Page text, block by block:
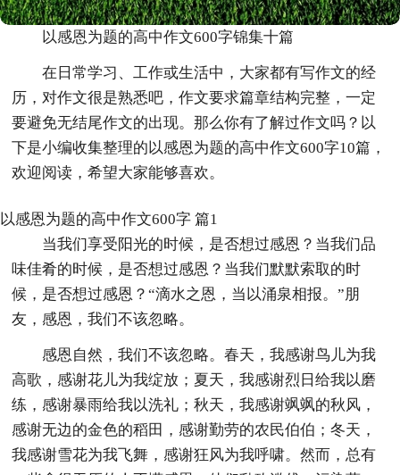
以感恩为题的高中作文600字锦集十篇
在日常学习、工作或生活中，大家都有写作文的经
历，对作文很是熟悉吧，作文要求篇章结构完整，一定
要避免无结尾作文的出现。那么你有了解过作文吗？以
下是小编收集整理的以感恩为题的高中作文600字10篇，
欢迎阅读，希望大家能够喜欢。
以感恩为题的高中作文600字 篇1
当我们享受阳光的时候，是否想过感恩？当我们品
味佳肴的时候，是否想过感恩？当我们默默索取的时
候，是否想过感恩？“滴水之恩，当以涌泉相报。”朋
友，感恩，我们不该忽略。
感恩自然，我们不该忽略。春天，我感谢鸟儿为我
高歌，感谢花儿为我绽放；夏天，我感谢烈日给我以磨
练，感谢暴雨给我以洗礼；秋天，我感谢飒飒的秋风，
感谢无边的金色的稻田，感谢勤劳的农民伯伯；冬天，
我感谢雪花为我飞舞，感谢狂风为我呼啸。然而，总有